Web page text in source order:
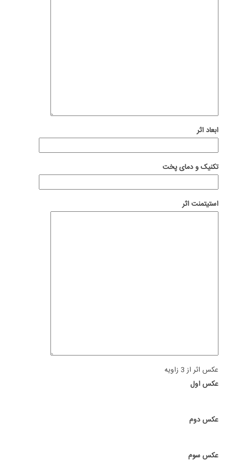
ابعاد اثر
تکنیک و دمای پخت
استیتمنت اثر
عکس اثر از 3 زاویه
عکس اول
عکس دوم
عکس سوم